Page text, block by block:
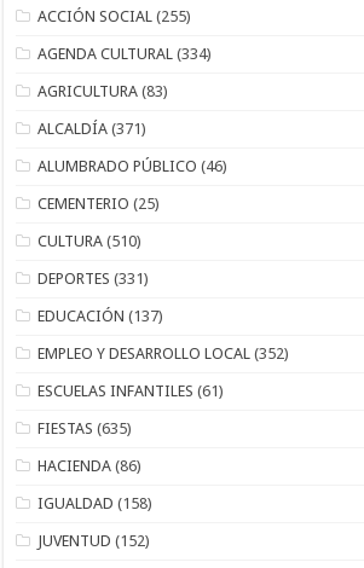
ACCIÓN SOCIAL (255)
AGENDA CULTURAL (334)
AGRICULTURA (83)
ALCALDÍA (371)
ALUMBRADO PÚBLICO (46)
CEMENTERIO (25)
CULTURA (510)
DEPORTES (331)
EDUCACIÓN (137)
EMPLEO Y DESARROLLO LOCAL (352)
ESCUELAS INFANTILES (61)
FIESTAS (635)
HACIENDA (86)
IGUALDAD (158)
JUVENTUD (152)